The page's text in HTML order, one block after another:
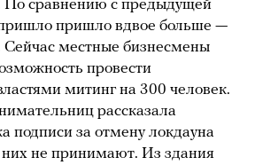
По сравнению с предыдущей
пришло вдвое больше —
Сейчас местные бизнесмены
провести
митинг на 300 человек.
рассказала
подписи за отмену локдауна
них не принимают. Из здания